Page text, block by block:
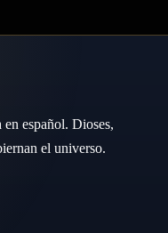
español. Dioses,
el universo.